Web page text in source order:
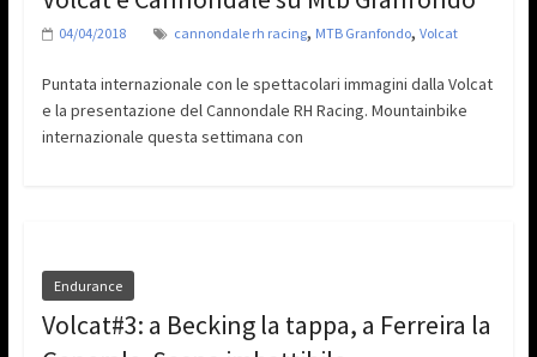
04/04/2018 cannondale rh racing, MTB Granfondo, Volcat
Puntata internazionale con le spettacolari immagini dalla Volcat
e la presentazione del Cannondale RH Racing. Mountainbike
internazionale questa settimana con
Endurance
Volcat#3: a Becking la tappa, a Ferreira la